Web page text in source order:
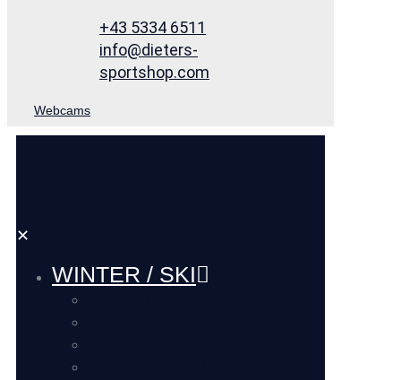
+43 5334 6511
info@dieters-
sportshop.com
Webcams
✕
WINTER / SKI